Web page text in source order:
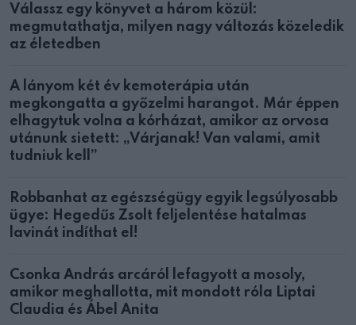
Válassz egy könyvet a három közül:
megmutathatja, milyen nagy változás közeledik
az életedben
A lányom két év kemoterápia után
megkongatta a győzelmi harangot. Már éppen
elhagytuk volna a kórházat, amikor az orvosa
utánunk sietett: „Várjanak! Van valami, amit
tudniuk kell”
Robbanhat az egészségügy egyik legsúlyosabb
ügye: Hegedűs Zsolt feljelentése hatalmas
lavinát indíthat el!
Csonka András arcáról lefagyott a mosoly,
amikor meghallotta, mit mondott róla Liptai
Claudia és Ábel Anita